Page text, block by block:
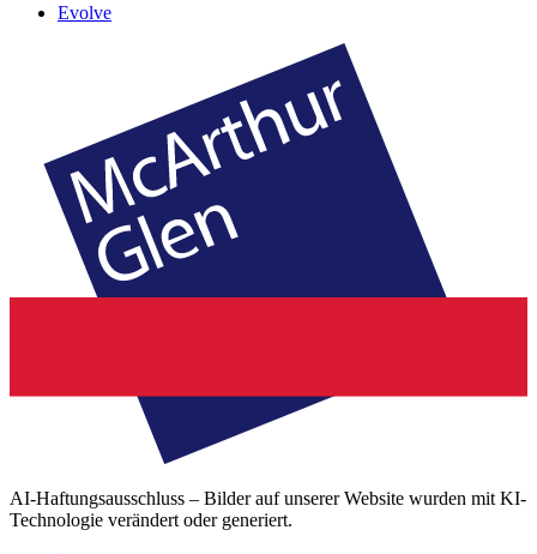
Evolve
AI-Haftungsausschluss – Bilder auf unserer Website wurden mit KI-
Technologie verändert oder generiert.